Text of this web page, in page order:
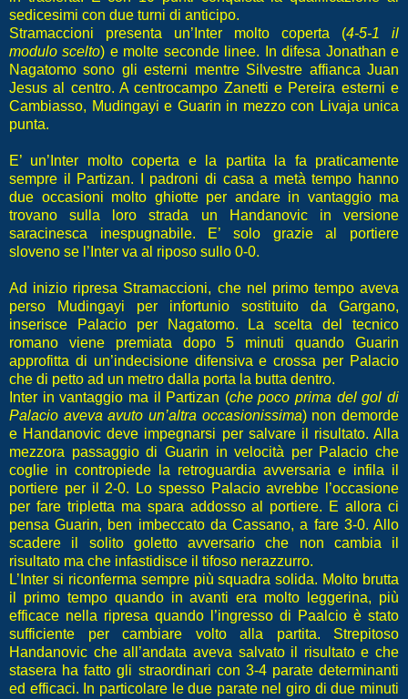
sedicesimi con due turni di anticipo.
Stramaccioni presenta un’Inter molto coperta (4-5-1 il
modulo scelto) e molte seconde linee. In difesa Jonathan e
Nagatomo sono gli esterni mentre Silvestre affianca Juan
Jesus al centro. A centrocampo Zanetti e Pereira esterni e
Cambiasso, Mudingayi e Guarin in mezzo con Livaja unica
punta.
E’ un’Inter molto coperta e la partita la fa praticamente
sempre il Partizan. I padroni di casa a metà tempo hanno
due occasioni molto ghiotte per andare in vantaggio ma
trovano sulla loro strada un Handanovic in versione
saracinesca inespugnabile. E’ solo grazie al portiere
sloveno se l’Inter va al riposo sullo 0-0.
Ad inizio ripresa Stramaccioni, che nel primo tempo aveva
perso Mudingayi per infortunio sostituito da Gargano,
inserisce Palacio per Nagatomo. La scelta del tecnico
romano viene premiata dopo 5 minuti quando Guarin
approfitta di un’indecisione difensiva e crossa per Palacio
che di petto ad un metro dalla porta la butta dentro.
Inter in vantaggio ma il Partizan (che poco prima del gol di
Palacio aveva avuto un’altra occasionissima) non demorde
e Handanovic deve impegnarsi per salvare il risultato. Alla
mezzora passaggio di Guarin in velocità per Palacio che
coglie in contropiede la retroguardia avversaria e infila il
portiere per il 2-0. Lo spesso Palacio avrebbe l’occasione
per fare tripletta ma spara addosso al portiere. E allora ci
pensa Guarin, ben imbeccato da Cassano, a fare 3-0. Allo
scadere il solito goletto avversario che non cambia il
risultato ma che infastidisce il tifoso nerazzurro.
L’Inter si riconferma sempre più squadra solida. Molto brutta
il primo tempo quando in avanti era molto leggerina, più
efficace nella ripresa quando l’ingresso di Paalcio è stato
sufficiente per cambiare volto alla partita. Strepitoso
Handanovic che all’andata aveva salvato il risultato e che
stasera ha fatto gli straordinari con 3-4 parate determinanti
ed efficaci. In particolare le due parate nel giro di due minuti